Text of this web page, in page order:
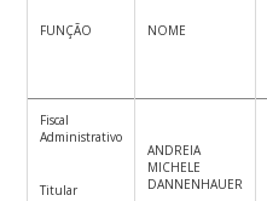
FUNÇÃO NOME
Fiscal
Administrativo
Titular
ANDREIA
MICHELE
DANNENHAUER